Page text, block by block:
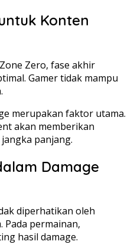
Konten
Zero, fase akhir
Gamer tidak mampu
merupakan faktor utama.
akan memberikan
panjang.
Damage
diperhatikan oleh
Pada permainan,
hasil damage.